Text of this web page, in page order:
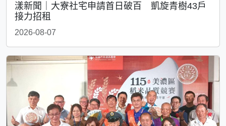
漾新聞｜大寮社宅申請首日破百 凱旋青樹43戶
接力招租
2026-08-07